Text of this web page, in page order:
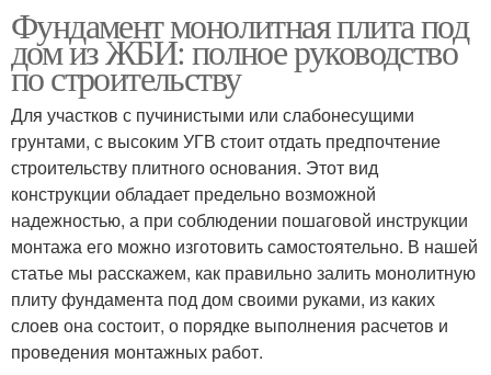
Фундамент монолитная плита под
дом из ЖБИ: полное руководство
по строительству
Для участков с пучинистыми или слабонесущими
грунтами, с высоким УГВ стоит отдать предпочтение
строительству плитного основания. Этот вид
конструкции обладает предельно возможной
надежностью, а при соблюдении пошаговой инструкции
монтажа его можно изготовить самостоятельно. В нашей
статье мы расскажем, как правильно залить монолитную
плиту фундамента под дом своими руками, из каких
слоев она состоит, о порядке выполнения расчетов и
проведения монтажных работ.